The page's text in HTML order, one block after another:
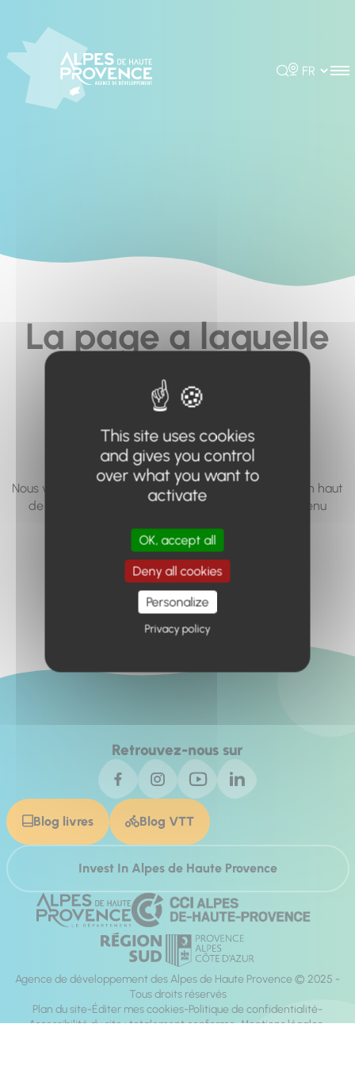
Rechercher
Choisir la
La page a laquelle
vous cherchez à
accéder n'existe
pas... ou plus.
Nous vous invitons à utiliser le moteur de recherche en haut
de page, ou à utiliser le menu pour trouver le contenu
Retour à l'accueil
Retrouvez-nous sur
Blog livres Blog VTT
Invest In Alpes de Haute Provence
Agence de développement des Alpes de Haute Provence © 2025 -
Tous droits réservés
Plan du site Éditer mes cookies Politique de confidentialité
Accessibilité du site : totalement conforme Mentions légales
This site uses cookies
and gives you control
over what you want to
activate
OK, accept all
Deny all cookies
Personalize
Privacy policy